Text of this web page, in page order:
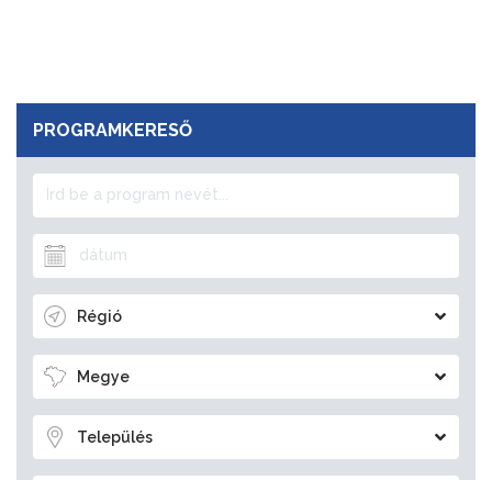
PROGRAMKERESŐ
Régió
Megye
Település